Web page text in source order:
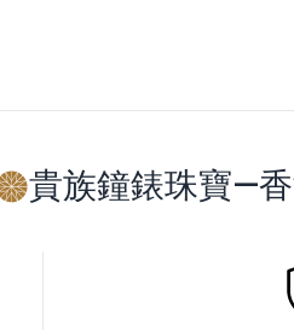
貴族鐘錶珠寶—